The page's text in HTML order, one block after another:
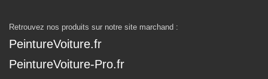
Retrouvez nos produits sur notre site marchand :
PeintureVoiture.fr
PeintureVoiture-Pro.fr